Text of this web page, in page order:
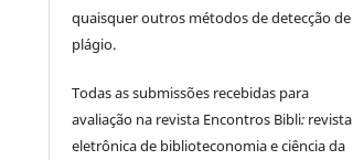
quaisquer outros métodos de detecção de
plágio.
Todas as submissões recebidas para
avaliação na revista Encontros Bibli: revista
eletrônica de biblioteconomia e ciência da